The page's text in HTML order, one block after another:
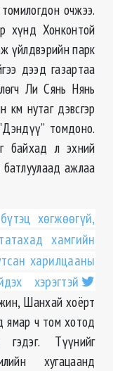
очжээ.
хүнд Хонконтой
үйлдвэрийн парк
дээд газартаа
Ли Сянь Нянь
км нутаг дэвсгэр
томдоно.
байхад л эхний
батлуулаад ажлаа
хөгжөөгүй,
хамгийн
харилцааны
хэрэгтэй
Шанхай хоёрт
ямар ч том хотод
Түүнийг
хугацаанд